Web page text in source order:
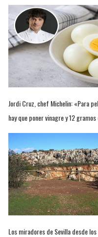
Jordi Cruz, chef Michelin: «Para
hay que poner vinagre y 12
Los miradores de Sevilla desde